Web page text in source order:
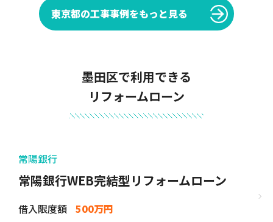
東京都の工事事例をもっと見る
墨田区で利用できる
リフォームローン
常陽銀行
常陽銀行WEB完結型リフォームローン
借入限度額 500万円